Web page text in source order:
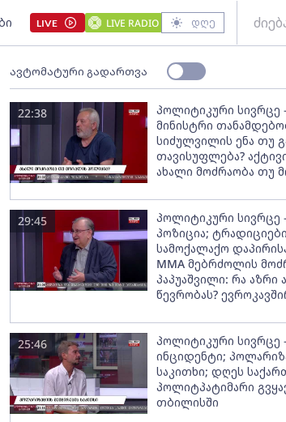
LIVE LIVE RADIO დღე
ავტომატური გადართვა
პოლიტიკური სივრცე
მინისტრი
სიძულვილის ენა თუ
თავისუფლება?
ახალი მოძრაობა თუ
22:38
პოლიტიკური სივრცე
პოზიცია;
სამოქალაქო
MMA მებრძოლის
პაპუაშვილი: რა აზრი
წევრობას?
29:45
პოლიტიკური სივრცე
ინციდენტი;
საკითხი; დღეს
პოლიტპატიმარი
თბილისში
25:46